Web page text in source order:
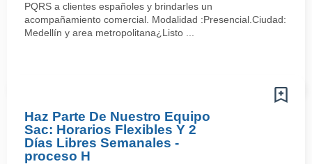
PQRS a clientes españoles y brindarles un
acompañamiento comercial. Modalidad :Presencial.Ciudad:
Medellín y area metropolitana¿Listo ...
Haz Parte De Nuestro Equipo
Sac: Horarios Flexibles Y 2
Días Libres Semanales -
proceso H